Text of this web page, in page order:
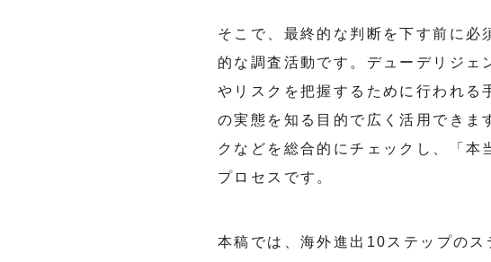
そこで、最終的な判断を下す前に
的な調査活動です。デューデリジ
やリスクを把握するために行われる
の実態を知る目的で広く活用できま
クなどを総合的にチェックし、「
プロセスです。
本稿では、海外進出10ステップの